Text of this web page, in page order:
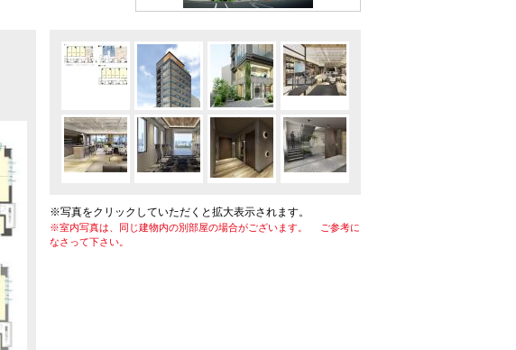
※写真をクリックしていただくと拡大表示されます。
※室内写真は、同じ建物内の別部屋の場合がございます。 ご参考に
なさって下さい。